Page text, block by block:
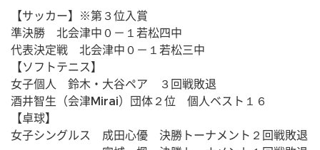
【サッカー】※第３位入賞
準決勝　北会津中０－１若松四中
代表決定戦　北会津中０－１若松三中
【ソフトテニス】
女子個人　鈴木・大谷ペア　３回戦敗退
酒井智生（会津Mirai）団体２位　個人ベスト１６
【卓球】
女子シングルス　成田心優　決勝トーナメント２回戦敗退